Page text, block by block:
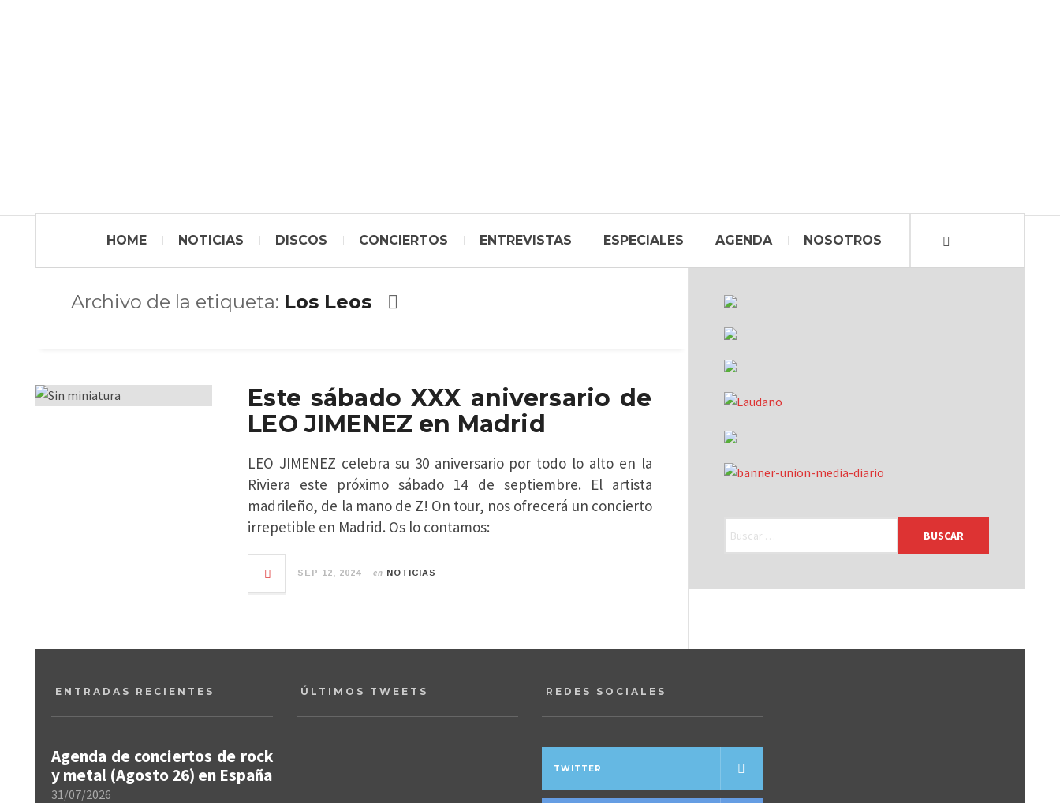
HOME NOTICIAS DISCOS CONCIERTOS ENTREVISTAS ESPECIALES AGENDA NOSOTROS
Archivo de la etiqueta: Los Leos
Este sábado XXX aniversario de
LEO JIMENEZ en Madrid
LEO JIMENEZ celebra su 30 aniversario por todo lo alto en la
Riviera este próximo sábado 14 de septiembre. El artista
madrileño, de la mano de Z! On tour, nos ofrecerá un concierto
irrepetible en Madrid. Os lo contamos:
SEP 12, 2024 en NOTICIAS
ENTRADAS RECIENTES
Agenda de conciertos de rock
y metal (Agosto 26) en España
31/07/2026
ÚLTIMOS TWEETS REDES SOCIALES
TWITTER